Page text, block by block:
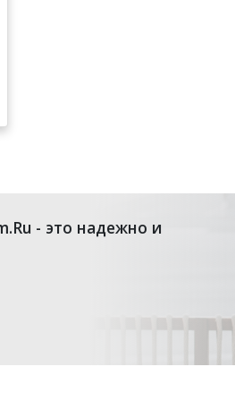
- это надежно и